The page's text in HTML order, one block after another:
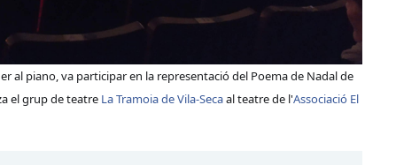
al piano, va participar en la representació del Poema de Nadal de
el grup de teatre La Tramoia de Vila-Secaal teatre de l'Associació El